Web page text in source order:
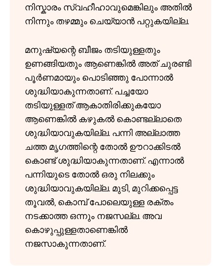
നിസ്കാരം സ്വഹീഹാവുമെങ്കിലും അതിൽ
നിന്നും തഴമ്മും ചെയ്യാൻ പറ്റുകയില്ല.
മനുഷ്യന്റെ ബീജം തടിയുള്ളതും
ഉണങ്ങിയതും ആണെങ്കിൽ അത് ചുരണ്ടി
പൂർണമായും പൊടിഞ്ഞു പോന്നാൽ
ശുദ്ധിയാകുന്നതാണ്. പച്ചയോ
തടിയുള്ളത് ആകാതിരിക്കുകയോ
ആണെങ്കിൽ കഴുകൽ കൊണ്ടല്ലാതെ
ശുദ്ധിയാവുകയില്ല. പന്നി അല്ലാത്ത
ചത്ത മൃഗത്തിന്റെ തോൽ ഊറാക്കിടൽ
കൊണ്ട് ശുദ്ധിയാകുന്നതാണ്. എന്നാൽ
പന്നിയുടെ തോൽ ഒരു നിലക്കും
ശുദ്ധിയാവുകയില്ല. മുടി, മുറിക്കപ്പെട്ട
തൂവൽ, കൊമ്പ് പോലെയുള്ള രക്തം
നടക്കാത്ത ഒന്നും നജസല്ല. അവ
കൊഴുപ്പുള്ളതാണെങ്കിൽ
നജസാകുന്നതാണ്.